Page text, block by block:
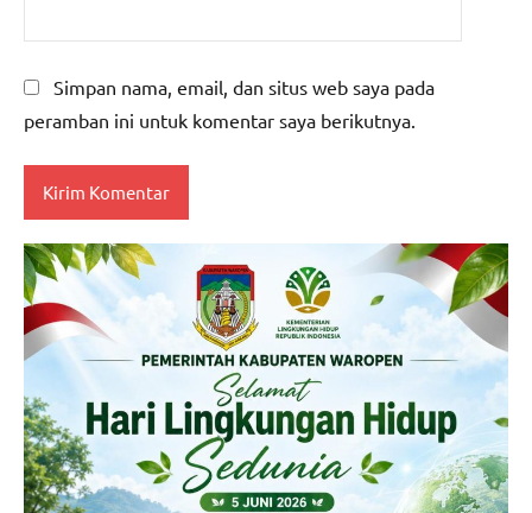
Simpan nama, email, dan situs web saya pada
peramban ini untuk komentar saya berikutnya.